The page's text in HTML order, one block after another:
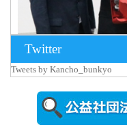
Twitter
Tweets by Kancho_bunkyo